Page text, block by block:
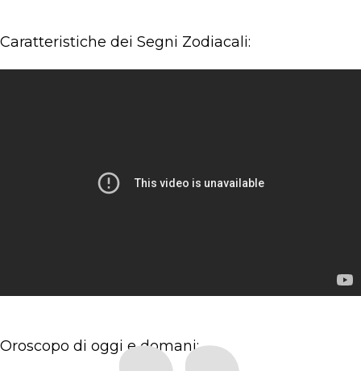
Caratteristiche dei Segni Zodiacali:
Oroscopo di oggi e domani: